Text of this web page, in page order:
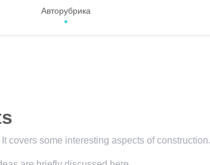
Авторубрика
covers some interesting aspects of construction.